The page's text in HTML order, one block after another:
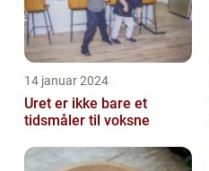
14 januar 2024
Uret er ikke bare et
tidsmåler til voksne